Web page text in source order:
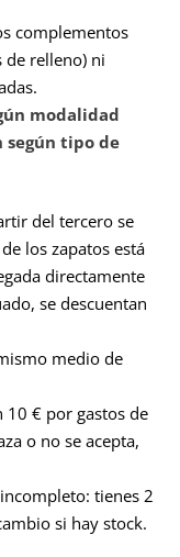
complementos
de relleno) ni
modalidad
según tipo de
del tercero se
los zapatos está
directamente
se descuentan
medio de
10 € por gastos de
o no se acepta,
tienes 2
si hay stock.